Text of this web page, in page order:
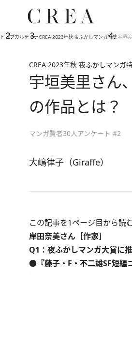
トップカルチャーCREA 2023年秋 夜ふかしマンガ特集宇垣
CREA 2023年秋 夜ふかしマンガ
宇垣美里さん
の作品とは？
マンガ賢者30人アンケート #2
大嶋律子（Giraffe）
この記事を1ページ目から読
岸田奈美さん［作家］
Q1：夜ふかしマンガ大賞に
●『藤子・F・不二雄SF短編